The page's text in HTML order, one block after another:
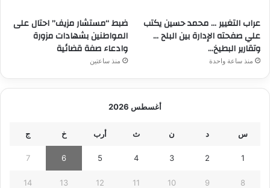
عراب التغيير … محمد حسين يكتب
علي صفحته الإدارة بين البلح …
وتقارير البطيخ…
منذ ساعة واحدة
ضبط “مستشار مزيف” احتال على
المواطنين بشهادات مزورة
وادعاء صفة قضائية
منذ ساعتين
أغسطس 2026
س د ن ث أرب خ ج
1
2
3
4
5
6
7
8
9
10
11
12
13
14